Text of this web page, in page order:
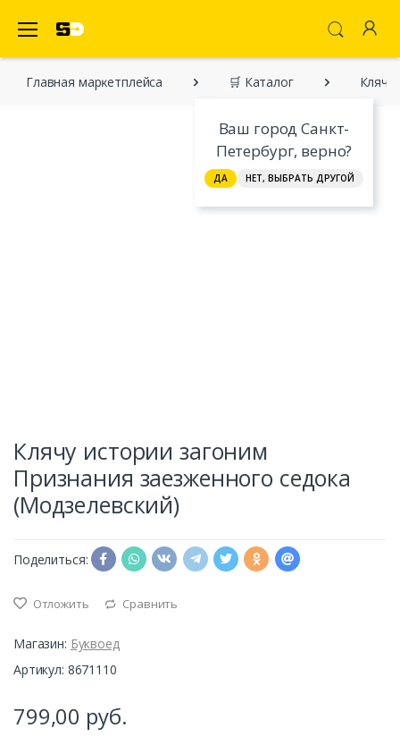
Ваш город Санкт-
Петербург, верно?
ДА НЕТ, ВЫБРАТЬ ДРУГОЙ
Главная марĸетплейса 🛒 Каталог Клячу
Клячу истории загоним
Признания заезженного седока
(Модзелевский)
Поделиться:
Отложить Сравнить
Магазин: Буквоед
Артикул: 8671110
799,00 руб.